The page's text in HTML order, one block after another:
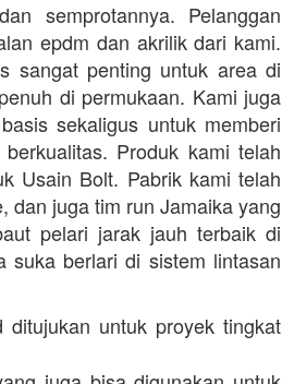
semprotannya. Pelanggan
epdm dan akrilik dari kami.
sangat penting untuk area di
di permukaan. Kami juga
sekaligus untuk memberi
Produk kami telah
Usain Bolt. Pabrik kami telah
dan juga tim run Jamaika yang
pelari jarak jauh terbaik di
suka berlari di sistem lintasan
ditujukan untuk proyek tingkat